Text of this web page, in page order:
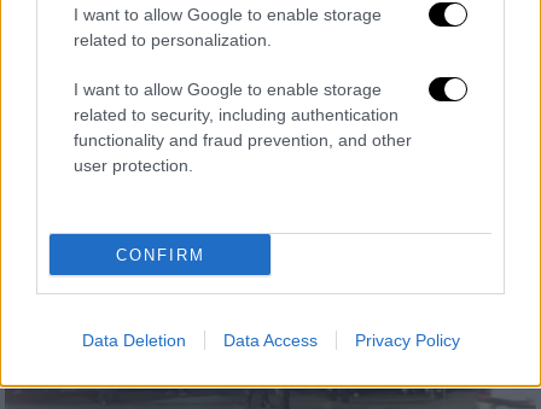
I want to allow Google to enable storage
related to personalization.
I want to allow Google to enable storage
related to security, including authentication
functionality and fraud prevention, and other
user protection.
CONFIRM
Data Deletion Data Access Privacy Policy
απαγχονισμένος
ανθρωποκτονίας συγγενή του